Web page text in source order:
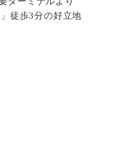
徒歩3分の好立地